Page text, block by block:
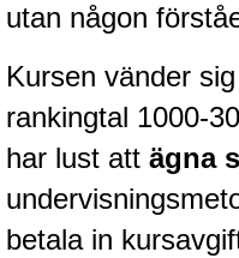
utan någon
Kursen vänder
rankingtal 1000-
har lust att ägna
betala in